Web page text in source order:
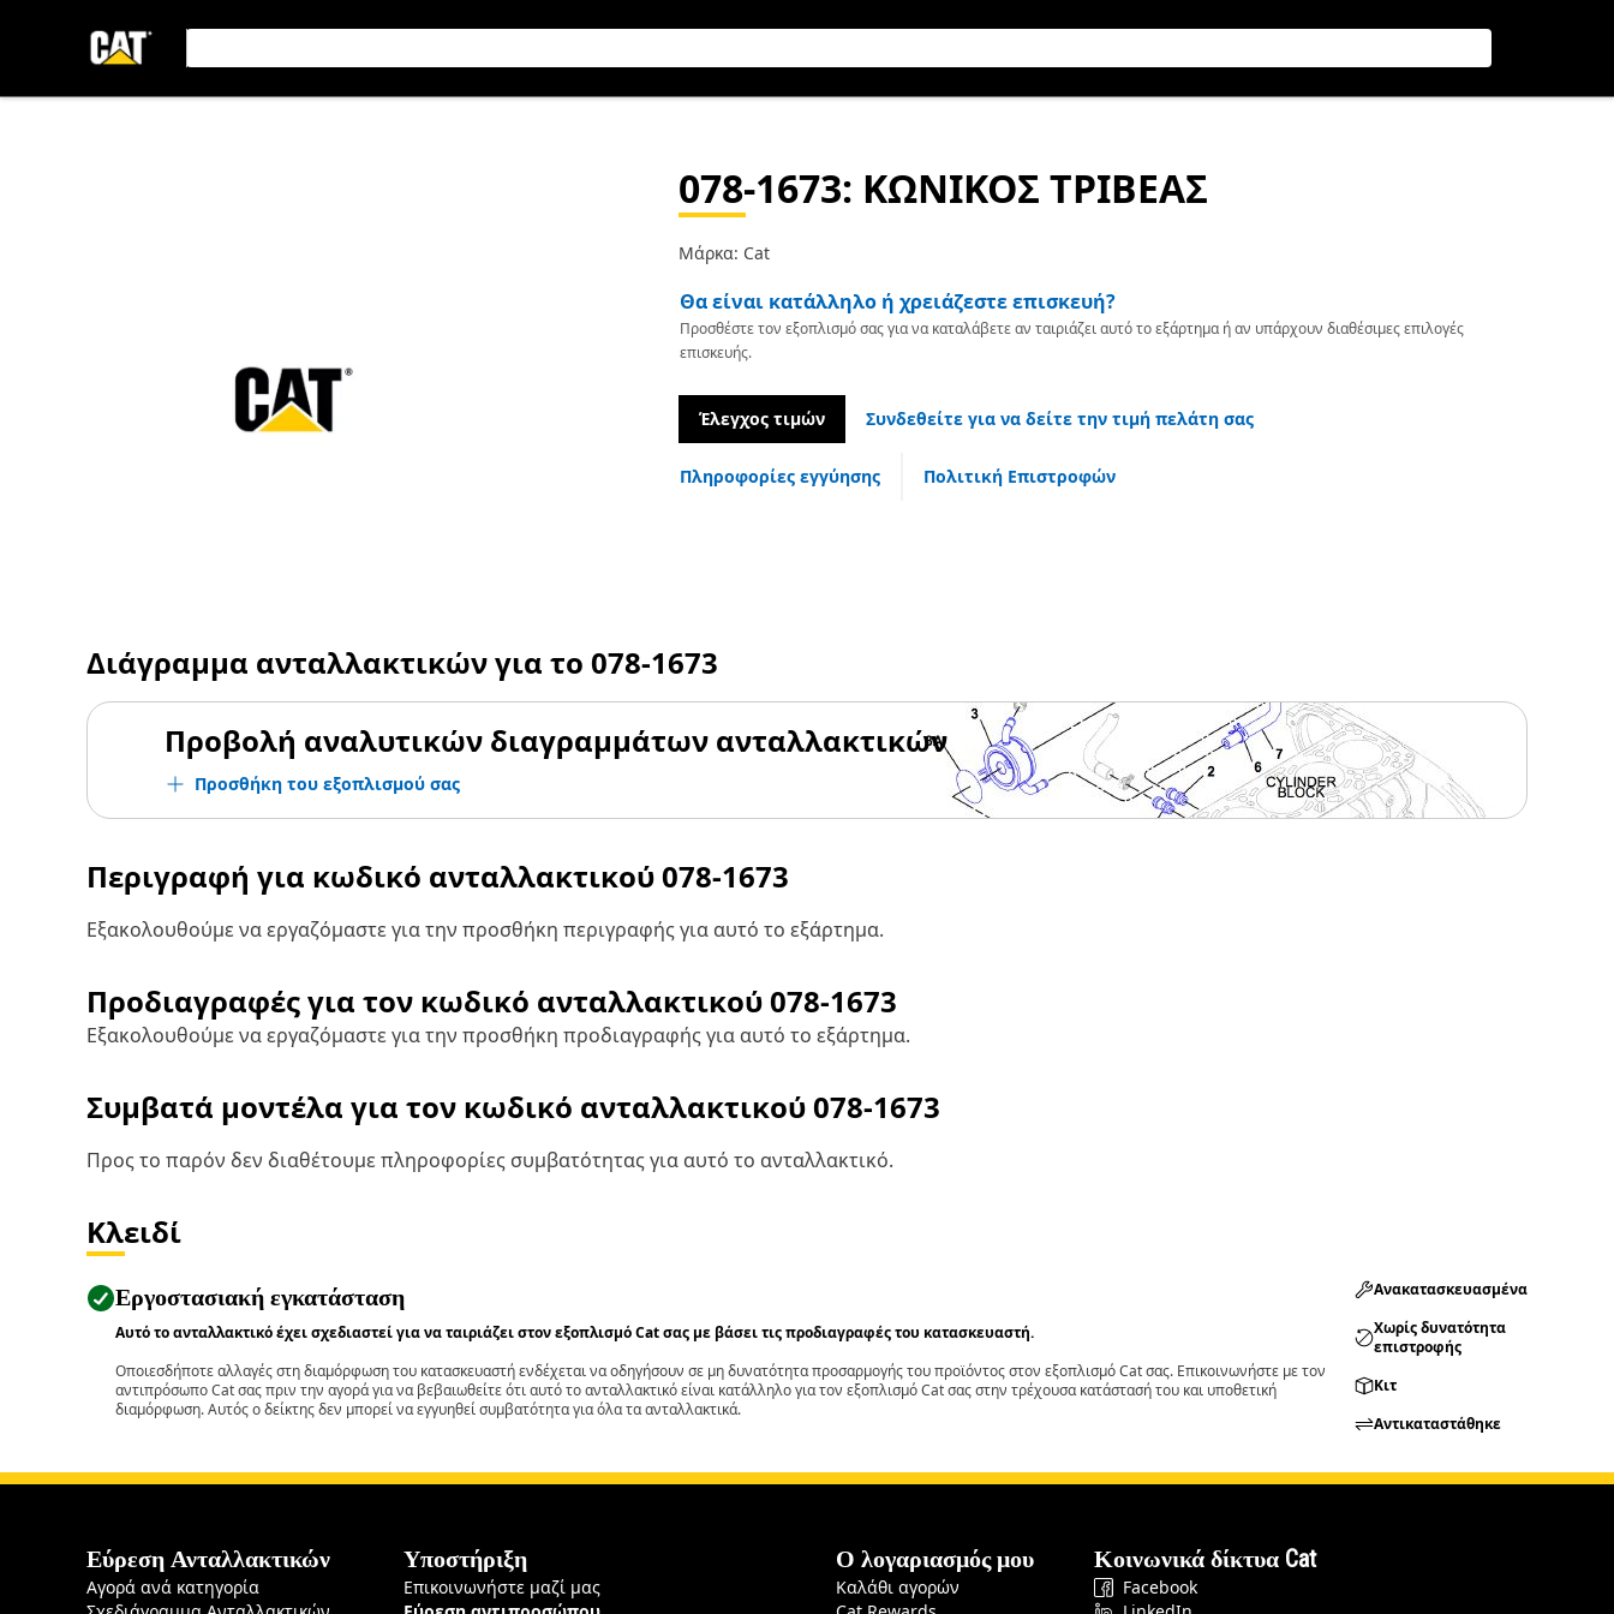
078-1673: ΚΩΝΙΚΟΣ ΤΡΙΒΕΑΣ
Μάρκα: Cat
Θα είναι κατάλληλο ή χρειάζεστε επισκευή?
Προσθέστε τον εξοπλισμό σας για να καταλάβετε αν ταιριάζει αυτό το εξάρτημα ή αν υπάρχουν διαθέσιμες επιλογές
επισκευής.
Έλεγχος τιμών Συνδεθείτε για να δείτε την τιμή πελάτη σας
Πληροφορίες εγγύησης Πολιτική Επιστροφών
Διάγραμμα ανταλλακτικών για το 078-1673
Προβολή αναλυτικών διαγραμμάτων ανταλλακτικών
Προσθήκη του εξοπλισμού σας
Περιγραφή για κωδικό ανταλλακτικού078-1673
Εξακολουθούμε να εργαζόμαστε για την προσθήκη περιγραφής για αυτό το εξάρτημα.
Προδιαγραφές για τον κωδικό ανταλλακτικού078-1673
Εξακολουθούμε να εργαζόμαστε για την προσθήκη προδιαγραφής για αυτό το εξάρτημα.
Συμβατά μοντέλα για τον κωδικό ανταλλακτικού078-1673
Προς το παρόν δεν διαθέτουμε πληροφορίες συμβατότητας για αυτό το ανταλλακτικό.
Κλειδί
Εργοστασιακή εγκατάσταση
Αυτό το ανταλλακτικό έχει σχεδιαστεί για να ταιριάζει στον εξοπλισμό Cat σας με βάσει τις προδιαγραφές του κατασκευαστή.
Οποιεσδήποτε αλλαγές στη διαμόρφωση του κατασκευαστή ενδέχεται να οδηγήσουν σε μη δυνατότητα προσαρμογής του προϊόντος στον εξοπλισμό Cat σας. Επικοινωνήστε με τον
αντιπρόσωπο Cat σας πριν την αγορά για να βεβαιωθείτε ότι αυτό το ανταλλακτικό είναι κατάλληλο για τον εξοπλισμό Cat σας στην τρέχουσα κατάστασή του και υποθετική
διαμόρφωση. Αυτός ο δείκτης δεν μπορεί να εγγυηθεί συμβατότητα για όλα τα ανταλλακτικά.
Ανακατασκευασμένα
Χωρίς δυνατότητα
επιστροφής
Κιτ
Αντικαταστάθηκε
Εύρεση Ανταλλακτικών
Αγορά ανά κατηγορία
Υποστήριξη
Επικοινωνήστε μαζί μας
Ο λογαριασμός μου
Καλάθι αγορών
Κοινωνικά δίκτυα Cat
Facebook